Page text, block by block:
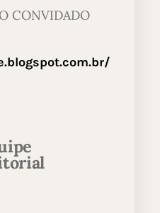
CONVIDADO